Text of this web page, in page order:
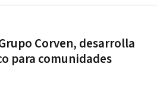
Corven, desarrolla
para comunidades